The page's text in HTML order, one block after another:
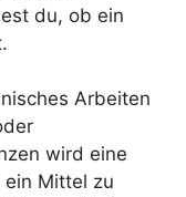
du, ob ein
Arbeiten
wird eine
ein Mittel zu